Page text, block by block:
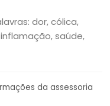
dor, cólica,
saúde,
da assessoria